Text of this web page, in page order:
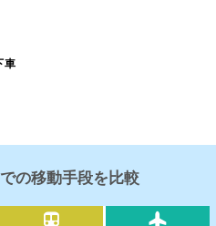
車
の移動手段を比較